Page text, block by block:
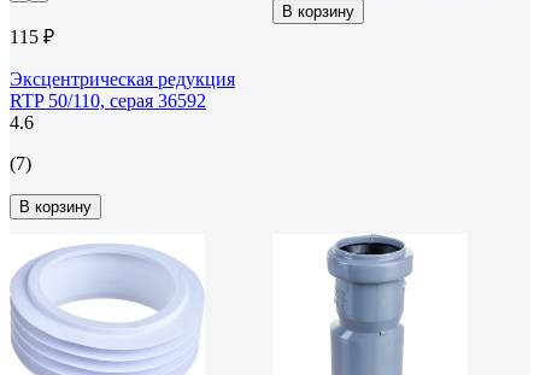
115 ₽
Эксцентрическая редукция
RTP 50/110, серая 36592
4.6
(7)
В корзину
В корзину